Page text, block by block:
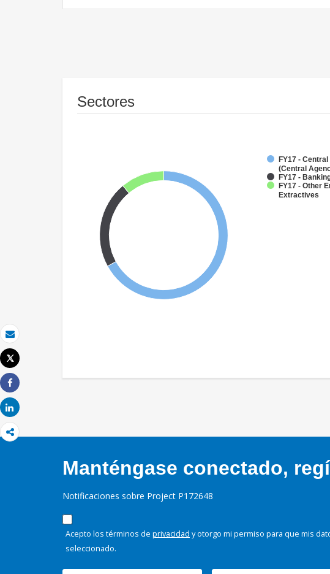
Correo electrónico
Imprimir
Tweet
Share
Share
Sectores
FY17 -
(Central
FY17 -
FY17 - Other
Extractives
Manténgase conectado,
Notificaciones sobre Project P172648
Acepto los términos de privacidad y otorgo mi permiso para que mis
seleccionado.